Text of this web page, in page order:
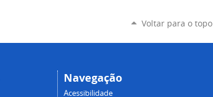
Voltar para o topo
Navegação
Acessibilidade